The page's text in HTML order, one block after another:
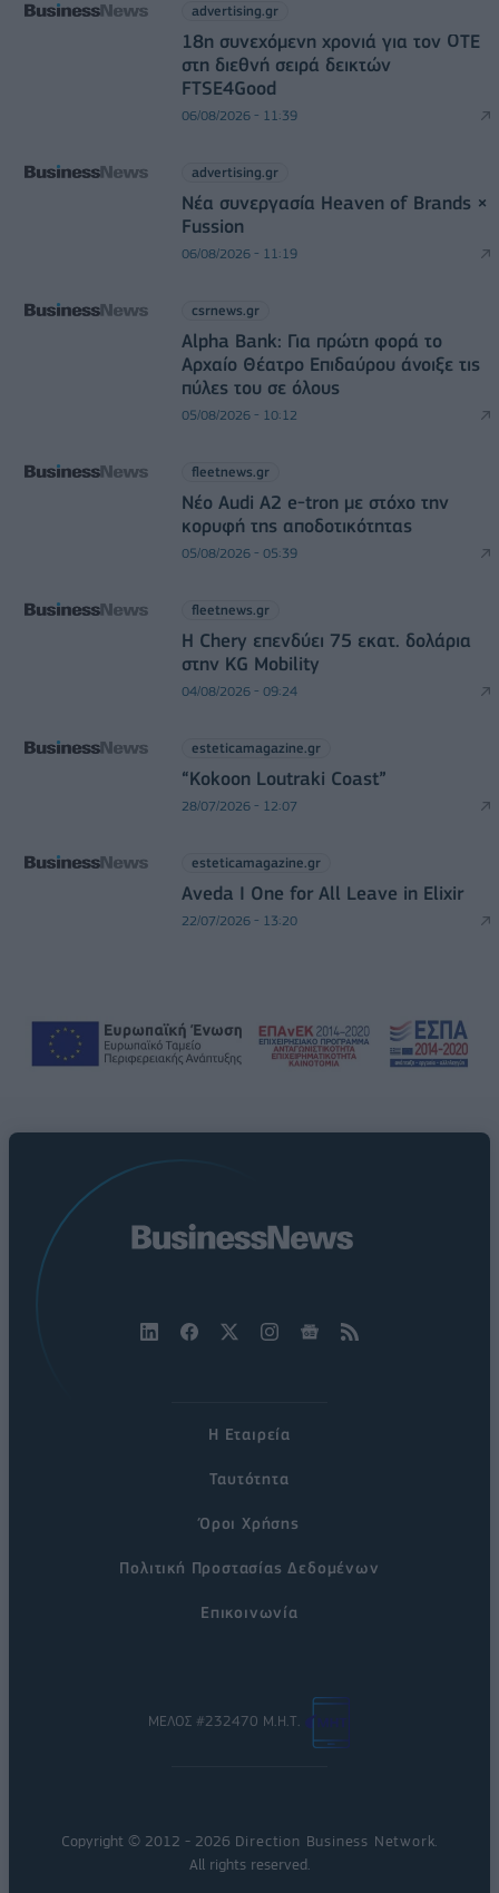
advertising.gr
18η συνεχόμενη χρονιά για τον ΟΤΕ
στη διεθνή σειρά δεικτών
FTSE4Good
06/08/2026 - 11:39
advertising.gr
Νέα συνεργασία Heaven of Brands ×
Fussion
06/08/2026 - 11:19
csrnews.gr
Alpha Bank: Για πρώτη φορά το
Αρχαίο Θέατρο Επιδαύρου άνοιξε τις
πύλες του σε όλους
05/08/2026 - 10:12
fleetnews.gr
Νέο Audi A2 e-tron με στόχο την
κορυφή της αποδοτικότητας
05/08/2026 - 05:39
fleetnews.gr
Η Chery επενδύει 75 εκατ. δολάρια
στην KG Mobility
04/08/2026 - 09:24
esteticamagazine.gr
“Kokoon Loutraki Coast”
28/07/2026 - 12:07
esteticamagazine.gr
Aveda I One for All Leave in Elixir
22/07/2026 - 13:20
Η Εταιρεία
Ταυτότητα
Όροι Χρήσης
Πολιτική Προστασίας Δεδομένων
Επικοινωνία
ΜΕΛΟΣ #232470 Μ.Η.Τ.
Copyright © 2012 - 2026 Direction Business Network
All rights reserved.